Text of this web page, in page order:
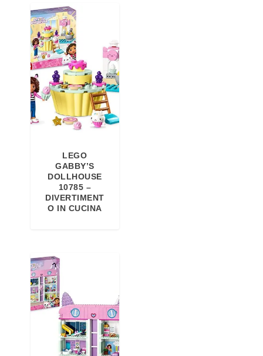
LEGO
GABBY’S
DOLLHOUSE
10785 –
DIVERTIMENT
O IN CUCINA